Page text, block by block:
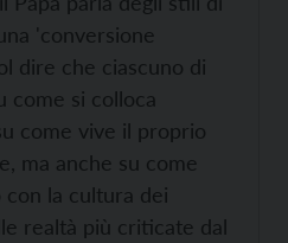
'conversione
dire che ciascuno di
come si colloca
come vive il proprio
ma anche su come
la cultura dei
realtà più criticate dal